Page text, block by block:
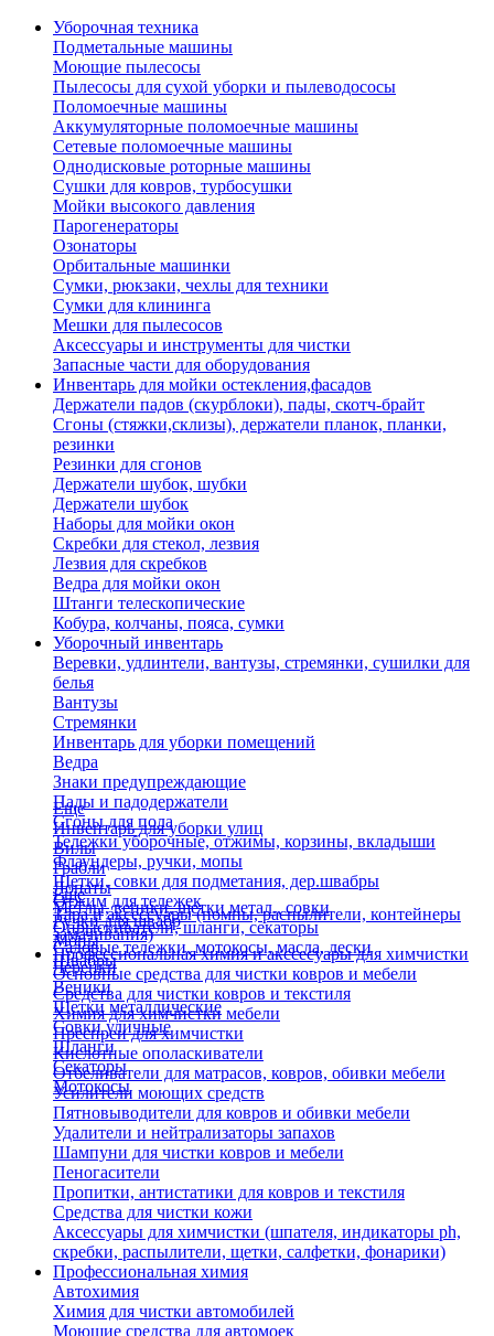
Уборочная техника
Подметальные машины
Моющие пылесосы
Пылесосы для сухой уборки и пылеводососы
Поломоечные машины
Аккумуляторные поломоечные машины
Сетевые поломоечные машины
Однодисковые роторные машины
Сушки для ковров, турбосушки
Мойки высокого давления
Парогенераторы
Озонаторы
Орбитальные машинки
Сумки, рюкзаки, чехлы для техники
Сумки для клининга
Мешки для пылесосов
Аксессуары и инструменты для чистки
Запасные части для оборудования
Инвентарь для мойки остекления,фасадов
Держатели падов (скурблоки), пады, скотч-брайт
Сгоны (стяжки,склизы), держатели планок, планки,
резинки
Резинки для сгонов
Держатели шубок, шубки
Держатели шубок
Наборы для мойки окон
Скребки для стекол, лезвия
Лезвия для скребков
Ведра для мойки окон
Штанги телескопические
Кобура, колчаны, пояса, сумки
Уборочный инвентарь
Веревки, удлинтели, вантузы, стремянки, сушилки для
белья
Вантузы
Стремянки
Инвентарь для уборки помещений
Ведра
Знаки предупреждающие
Пады и падодержатели
Сгоны для пола
Тележки уборочные, отжимы, корзины, вкладыши
Флаундеры, ручки, мопы
Щетки, совки для подметания, дер.швабры
Отжим для тележек
Ручки для швабр
Мопы
Швабры
Еще
Инвентарь для уборки улиц
Вилы
Грабли
Лопаты
Метлы, веники, щетки метал., совки
Опрыскиватели, шланги, секаторы
Садовые тележки, мотокосы, масла, лески
Черенки
Веники
Щетки металлические
Совки уличные
Шланги
Секаторы
Мотокосы
Еще
Тара и аксессуары (помпы, распылители, контейнеры
замачивания)
Профессиональная химия и акссесуары для химчистки
Основные средства для чистки ковров и мебели
Средства для чистки ковров и текстиля
Химия для химчистки мебели
Преспреи для химчистки
Кислотные ополаскиватели
Отбеливатели для матрасов, ковров, обивки мебели
Усилители моющих средств
Пятновыводители для ковров и обивки мебели
Удалители и нейтрализаторы запахов
Шампуни для чистки ковров и мебели
Пеногасители
Пропитки, антистатики для ковров и текстиля
Средства для чистки кожи
Аксессуары для химчистки (шпателя, индикаторы ph,
скребки, распылители, щетки, салфетки, фонарики)
Профессиональная химия
Автохимия
Химия для чистки автомобилей
Моющие средства для автомоек